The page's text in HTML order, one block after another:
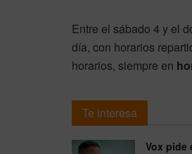
Entre el sábado 4 y el
día, con horarios
horarios, siempre en
Te interesa
Vox pide